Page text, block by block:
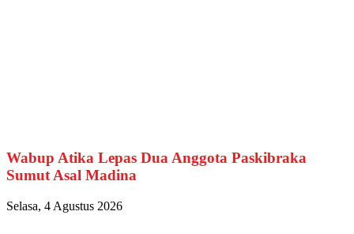
Wabup Atika Lepas Dua Anggota Paskibraka
Sumut Asal Madina
Selasa, 4 Agustus 2026